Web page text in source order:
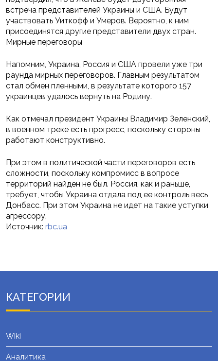
встреча представителей Украины и США. Будут
участвовать Уиткофф и Умеров. Вероятно, к ним
присоединятся другие представители двух стран.
Мирные переговоры
Напомним, Украина, Россия и США провели уже три
раунда мирных переговоров. Главным результатом
стал обмен пленными, в результате которого 157
украинцев удалось вернуть на Родину.
Как отмечал президент Украины Владимир Зеленский,
в военном треке есть прогресс, поскольку стороны
работают конструктивно.
При этом в политической части переговоров есть
сложности, поскольку компромисс в вопросе
территорий найден не был. Россия, как и раньше,
требует, чтобы Украина отдала под ее контроль весь
Донбасс. При этом Украина не идет на такие уступки
агрессору.
Источник: rbc.ua
КАТЕГОРИИ
Wiki
Аналитика